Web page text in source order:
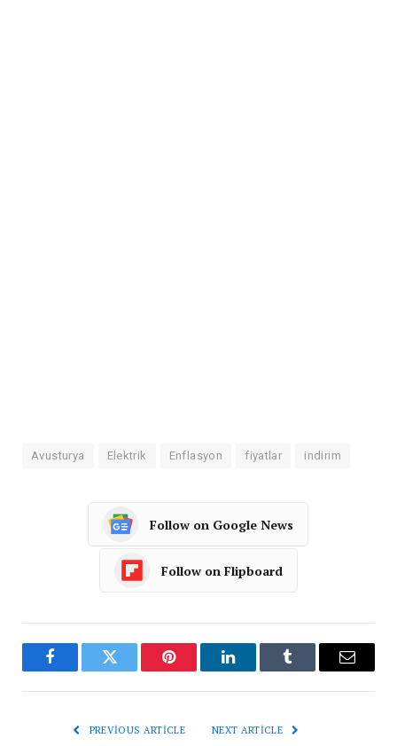
Avusturya Elektrik Enflasyon fiyatlar indirim
Follow on Google News
Follow on Flipboard
FacebookTwitter Pinterest LinkedInTumblr Email
PREVIOUS ARTICLE NEXT ARTICLE